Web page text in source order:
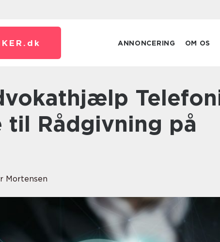
dk ANNONCERING OM OS
til Rådgivning på
Mortensen